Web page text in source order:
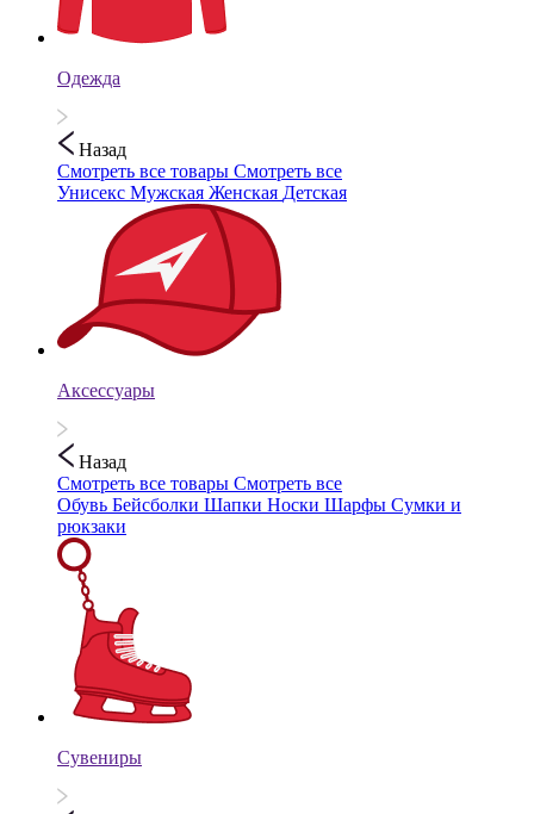
Одежда
Назад
Смотреть все товары Смотреть все
Унисекс Мужская Женская Детская
Аксессуары
Назад
Смотреть все товары Смотреть все
Обувь Бейсболки Шапки Носки Шарфы Сумки и
рюкзаки
Сувениры